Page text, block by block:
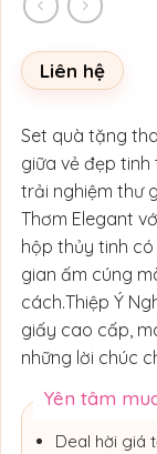
Liên hệ
Set quà tặng
giữa vẻ đẹp
trải nghiệm thư
Thơm Elegant
hộp thủy tinh
gian ấm cúng
cách.Thiệp Ý
giấy cao cấp,
những lời chúc
Yên tâm
Deal hời giá